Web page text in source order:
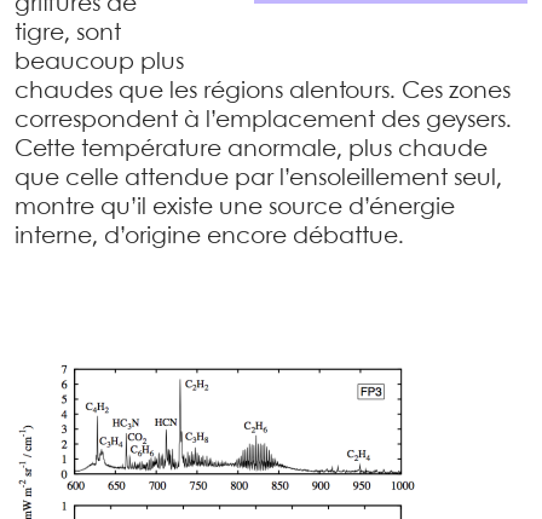
griffures de
tigre, sont
beaucoup plus
chaudes que les régions alentours. Ces zones
correspondent à l’emplacement des geysers.
Cette température anormale, plus chaude
que celle attendue par l’ensoleillement seul,
montre qu’il existe une source d’énergie
interne, d’origine encore débattue.